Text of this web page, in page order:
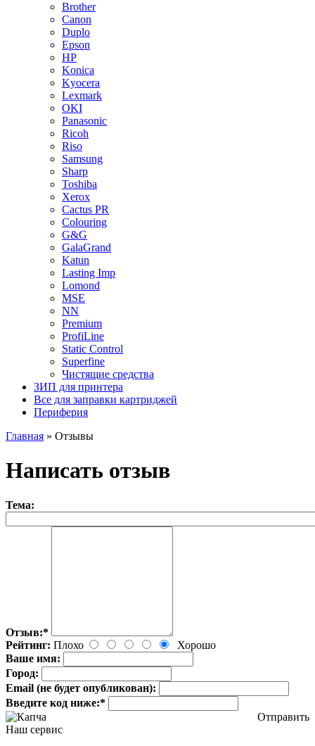
Brother
Canon
Duplo
Epson
HP
Konica
Kyocera
Lexmark
OKI
Panasonic
Ricoh
Riso
Samsung
Sharp
Toshiba
Xerox
Cactus PR
Colouring
G&G
GalaGrand
Katun
Lasting Imp
Lomond
MSE
NN
Premium
ProfiLine
Static Control
Superfine
Чистящие средства
ЗИП для принтера
Все для заправки картриджей
Периферия
Главная » Отзывы
Написать отзыв
Тема:
Отзыв:*
Рейтинг: Плохо
Хорошо
Ваше имя:
Город:
Email (не будет опубликован):
Введите код ниже:*
Отправить
Наш сервис